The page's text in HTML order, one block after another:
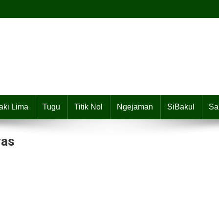
Lima Tugu Titik Nol Ngejaman SiBakul